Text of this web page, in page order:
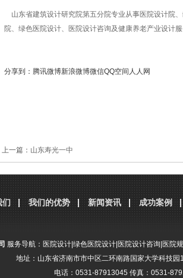
山东省建筑设计研究院第五分院专业从事医院设计院
院、绿色医院设计、医院设计咨询及健康养老产业设计服
分享到： 腾讯微博新浪微博微信QQ空间 人人网
上一篇： 山东寿光一中
们 我们的优势 新闻资讯 成功案例
服务导航： 医院设计 绿色医院设计 医院设计咨询 医院
地址：山东省济南市市中区二环南路国家大学科技园
电话：0531-87913045 传真：0531-